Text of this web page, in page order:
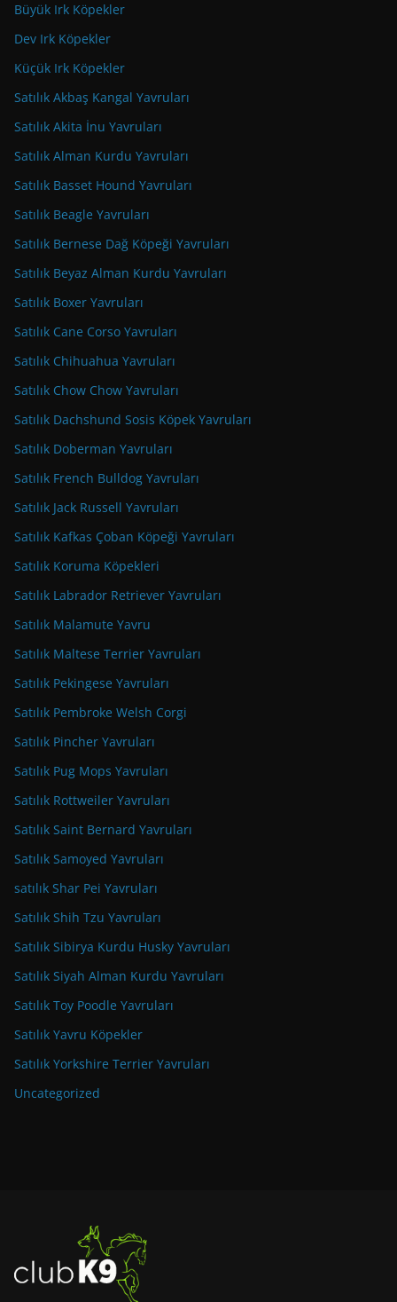
Büyük Irk Köpekler
Dev Irk Köpekler
Küçük Irk Köpekler
Satılık Akbaş Kangal Yavruları
Satılık Akita İnu Yavruları
Satılık Alman Kurdu Yavruları
Satılık Basset Hound Yavruları
Satılık Beagle Yavruları
Satılık Bernese Dağ Köpeği Yavruları
Satılık Beyaz Alman Kurdu Yavruları
Satılık Boxer Yavruları
Satılık Cane Corso Yavruları
Satılık Chihuahua Yavruları
Satılık Chow Chow Yavruları
Satılık Dachshund Sosis Köpek Yavruları
Satılık Doberman Yavruları
Satılık French Bulldog Yavruları
Satılık Jack Russell Yavruları
Satılık Kafkas Çoban Köpeği Yavruları
Satılık Koruma Köpekleri
Satılık Labrador Retriever Yavruları
Satılık Malamute Yavru
Satılık Maltese Terrier Yavruları
Satılık Pekingese Yavruları
Satılık Pembroke Welsh Corgi
Satılık Pincher Yavruları
Satılık Pug Mops Yavruları
Satılık Rottweiler Yavruları
Satılık Saint Bernard Yavruları
Satılık Samoyed Yavruları
satılık Shar Pei Yavruları
Satılık Shih Tzu Yavruları
Satılık Sibirya Kurdu Husky Yavruları
Satılık Siyah Alman Kurdu Yavruları
Satılık Toy Poodle Yavruları
Satılık Yavru Köpekler
Satılık Yorkshire Terrier Yavruları
Uncategorized